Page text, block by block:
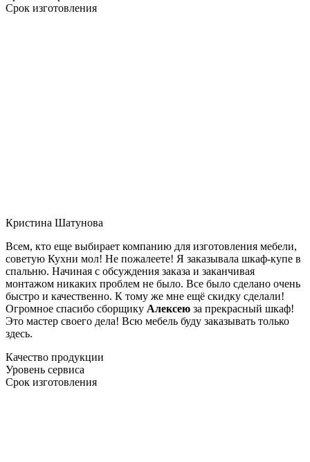
Срок изготовления
Кристина Шатунова
Всем, кто еще выбирает компанию для изготовления мебели,
советую Кухни мол! Не пожалеете! Я заказывала шкаф-купе в
спальню. Начиная с обсуждения заказа и заканчивая
монтажом никаких проблем не было. Все было сделано очень
быстро и качественно. К тому же мне ещё скидку сделали!
Огромное спасибо сборщику Алексею за прекрасный шкаф!
Это мастер своего дела! Всю мебель буду заказывать только
здесь.
Качество продукции
Уровень сервиса
Срок изготовления